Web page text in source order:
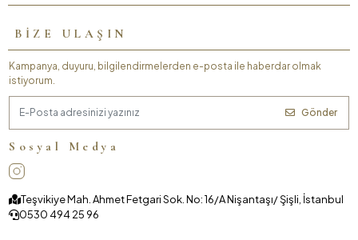
BİZE ULAŞIN
Kampanya, duyuru, bilgilendirmelerden e-posta ile haberdar olmak
istiyorum.
Gönder
Sosyal Medya
Teşvikiye Mah. Ahmet Fetgari Sok. No: 16/A Nişantaşı/ Şişli, İstanbul
0530 494 25 96